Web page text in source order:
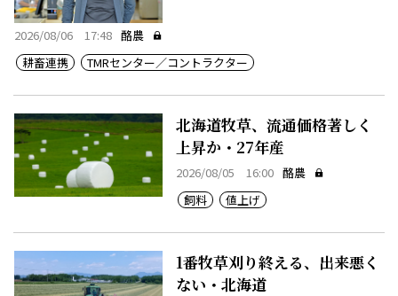
2026/08/06 17:48 酪農
耕畜連携
TMRセンター／コントラクター
北海道牧草、流通価格著しく
上昇か・27年産
2026/08/05 16:00 酪農
飼料
値上げ
1番牧草刈り終える、出来悪く
ない・北海道